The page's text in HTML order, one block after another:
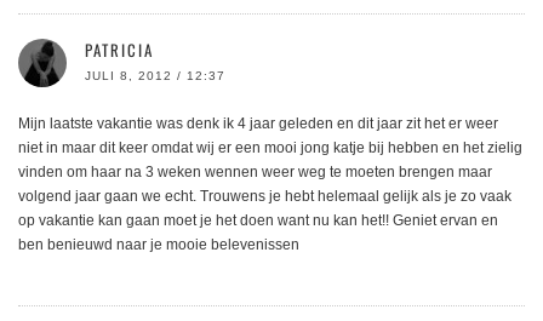
PATRICIA
JULI 8, 2012 / 12:37
Mijn laatste vakantie was denk ik 4 jaar geleden en dit jaar zit het er weer
niet in maar dit keer omdat wij er een mooi jong katje bij hebben en het zielig
vinden om haar na 3 weken wennen weer weg te moeten brengen maar
volgend jaar gaan we echt. Trouwens je hebt helemaal gelijk als je zo vaak
op vakantie kan gaan moet je het doen want nu kan het!! Geniet ervan en
ben benieuwd naar je mooie belevenissen